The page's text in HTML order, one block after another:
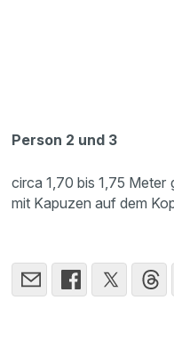
Person 2 und 3
circa 1,70 bis 1,75
mit Kapuzen auf dem